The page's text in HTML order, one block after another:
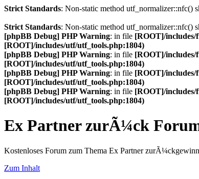
Strict Standards: Non-static method utf_normalizer::nfc()
Strict Standards: Non-static method utf_normalizer::nfc()
[phpBB Debug] PHP Warning: in file [ROOT]/includes/
[ROOT]/includes/utf/utf_tools.php:1804)
[phpBB Debug] PHP Warning: in file [ROOT]/includes/
[ROOT]/includes/utf/utf_tools.php:1804)
[phpBB Debug] PHP Warning: in file [ROOT]/includes/
[ROOT]/includes/utf/utf_tools.php:1804)
[phpBB Debug] PHP Warning: in file [ROOT]/includes/
[ROOT]/includes/utf/utf_tools.php:1804)
Ex Partner zurÃ¼ck
Kostenloses Forum zum Thema Ex Partner
Zum Inhalt